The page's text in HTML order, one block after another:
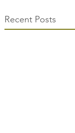
Recent Posts